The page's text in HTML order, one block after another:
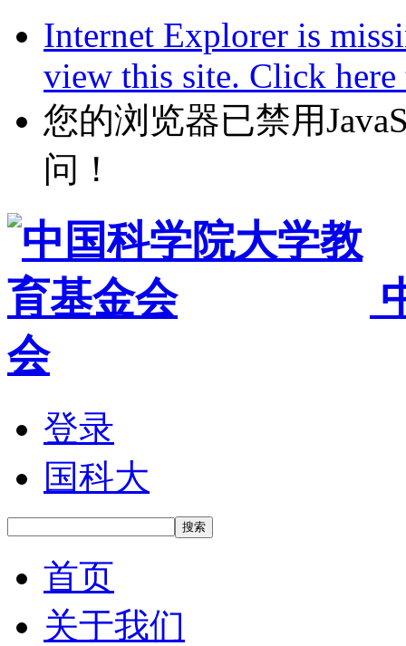
Internet Explorer is
view this site. Click
您的浏览器已禁用
问！
会
登录
国科大
搜索
首页
关于我们